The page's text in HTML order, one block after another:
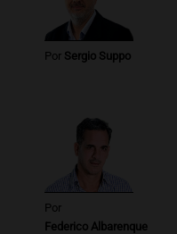
Episodios
Por Sergio Suppo
Por
Federico Albarenque